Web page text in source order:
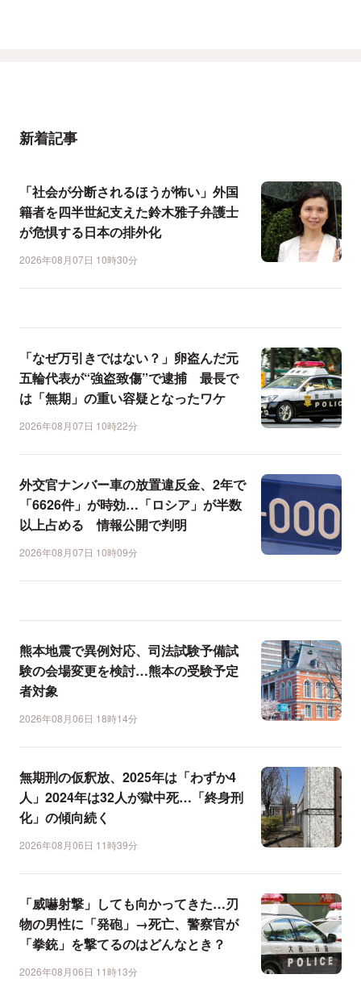
新着記事
「社会が分断されるほうが怖い」外国
籍者を四半世紀支えた鈴木雅子弁護士
が危惧する日本の排外化
2026年08月07日 10時30分
「なぜ万引きではない？」卵盗んだ元
五輪代表が“強盗致傷”で逮捕 最長で
は「無期」の重い容疑となったワケ
2026年08月07日 10時22分
外交官ナンバー車の放置違反金、2年で
「6626件」が時効…「ロシア」が半数
以上占める 情報公開で判明
2026年08月07日 10時09分
熊本地震で異例対応、司法試験予備試
験の会場変更を検討…熊本の受験予定
者対象
2026年08月06日 18時14分
無期刑の仮釈放、2025年は「わずか4
人」2024年は32人が獄中死…「終身刑
化」の傾向続く
2026年08月06日 11時39分
「威嚇射撃」しても向かってきた…刃
物の男性に「発砲」→死亡、警察官が
「拳銃」を撃てるのはどんなとき？
2026年08月06日 11時13分